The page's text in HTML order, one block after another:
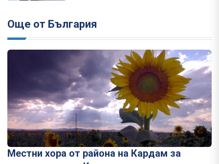
Още от България
Местни хора от района на Кардам за